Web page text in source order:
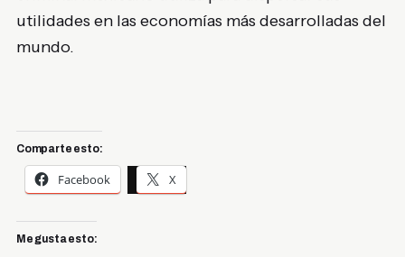
utilidades en las economías más desarrolladas del
mundo.
Comparte esto:
Facebook X
Me gusta esto: